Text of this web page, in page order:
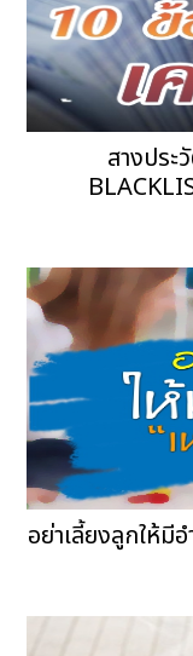
สางประ
อย่าเลี้ยงลูกให้